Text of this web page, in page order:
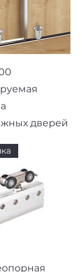
просмотр
дверей
просмотр